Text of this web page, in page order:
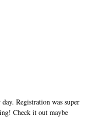
Registration was super
Check it out maybe